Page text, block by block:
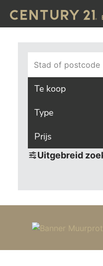
Stad of postcode
Te koop
Type
Prijs
Uitgebreid